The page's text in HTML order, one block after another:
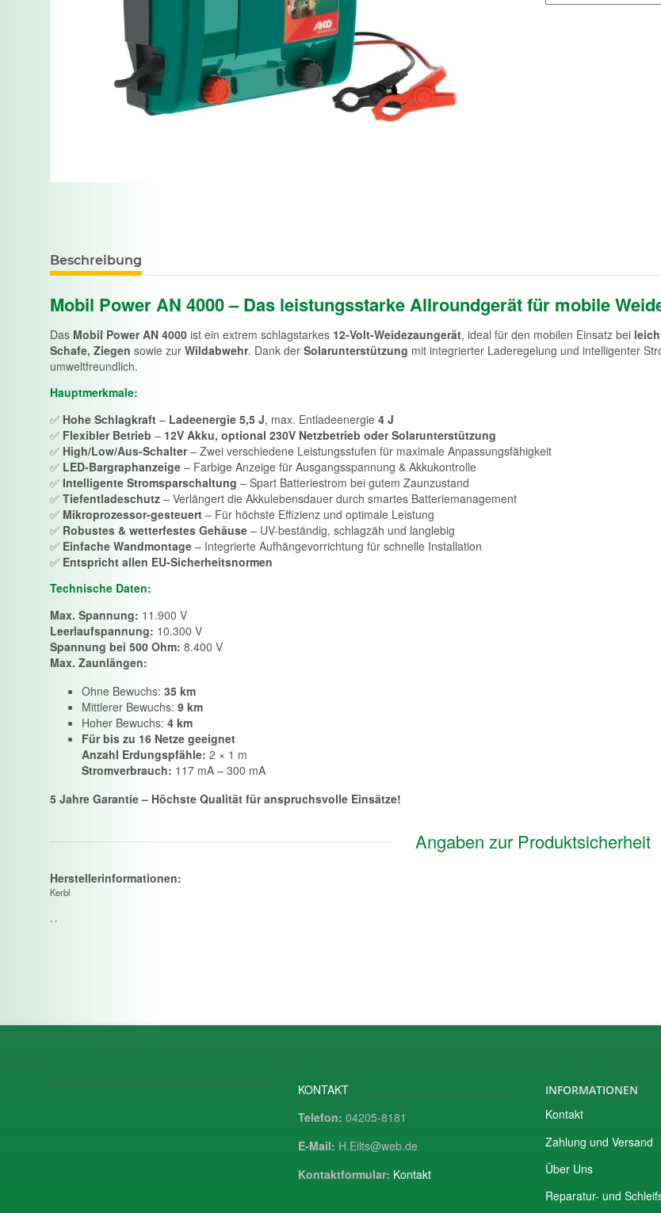
Beschreibung
Mobil Power AN 4000 – Das leistungsstarke Allroundgerät für mobile
Das Mobil Power AN 4000 ist ein extrem schlagstarkes 12-Volt-Weidezaungerät, ideal für den mobilen Einsatz bei
Schafe, Ziegen sowie zur Wildabwehr. Dank der Solarunterstützung mit integrierter Laderegelung und intelligenter
umweltfreundlich.
Hauptmerkmale:
✅ Hohe Schlagkraft – Ladeenergie 5,5 J, max. Entladeenergie 4 J
✅ Flexibler Betrieb – 12V Akku, optional 230V Netzbetrieb oder Solarunterstützung
✅ High/Low/Aus-Schalter– Zwei verschiedene Leistungsstufen für maximale Anpassungsfähigkeit
✅ LED-Bargraphanzeige – Farbige Anzeige für Ausgangsspannung & Akkukontrolle
✅ Intelligente Stromsparschaltung – Spart Batteriestrom bei gutem Zaunzustand
✅ Tiefentladeschutz – Verlängert die Akkulebensdauer durch smartes Batteriemanagement
✅ Mikroprozessor-gesteuert – Für höchste Effizienz und optimale Leistung
✅ Robustes & wetterfestes Gehäuse – UV-beständig, schlagzäh und langlebig
✅ Einfache Wandmontage – Integrierte Aufhängevorrichtung für schnelle Installation
✅ Entspricht allen EU-Sicherheitsnormen
Technische Daten:
Max. Spannung: 11.900 V
Leerlaufspannung: 10.300 V
Spannung bei 500 Ohm: 8.400 V
Max. Zaunlängen:
Ohne Bewuchs: 35 km
Mittlerer Bewuchs: 9 km
Hoher Bewuchs: 4 km
Für bis zu 16 Netze geeignet
Anzahl Erdungspfähle: 2 × 1 m
Stromverbrauch: 117 mA – 300 mA
5 Jahre Garantie – Höchste Qualität für anspruchsvolle Einsätze!
Angaben zur Produktsicherheit
Herstellerinformationen:
Kerbl
, ,
KONTAKT
Telefon: 04205-8181
E-Mail: H.Eilts@web.de
Kontaktformular: Kontakt
INFORMATIONEN
Kontakt
Zahlung und Versand
Über Uns
Reparatur- und